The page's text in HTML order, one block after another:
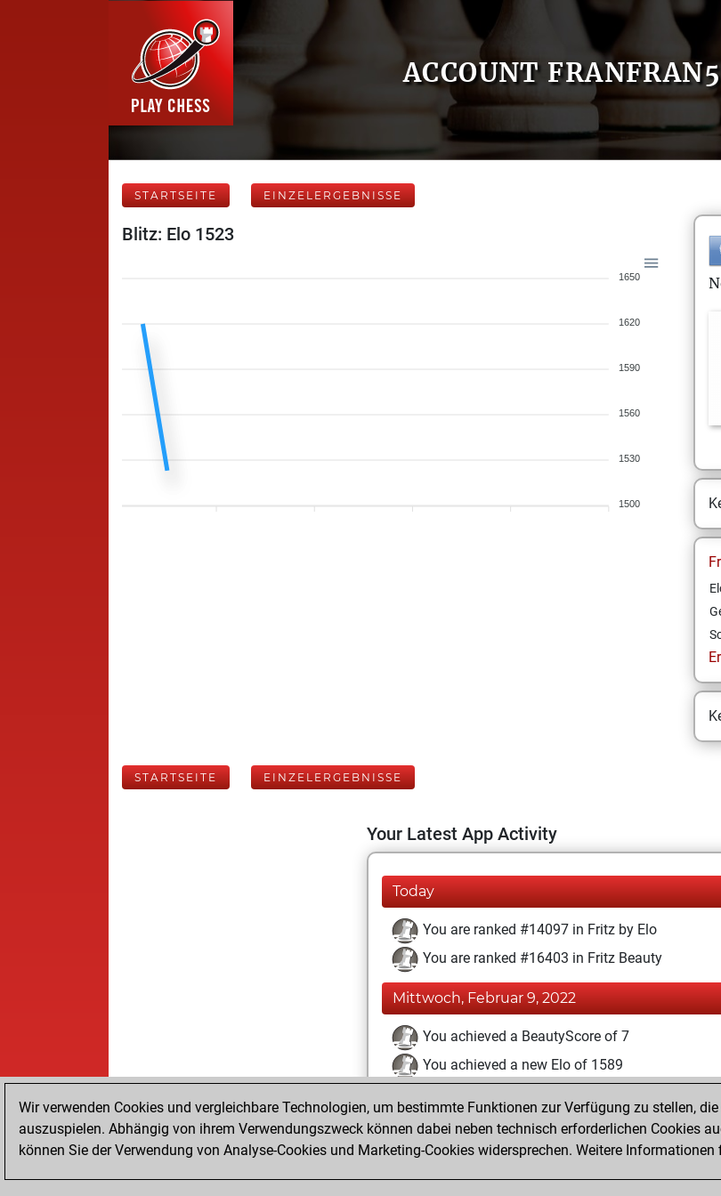
ACCOUNT
STARTSEITE EINZELERGEBNISSE
Blitz: Elo 1523
1650
1620
1590
1560
1530
1500
STARTSEITE EINZELERGEBNISSE
Your Latest App Activity
Today
You are ranked #14097 in Fritz by Elo
You are ranked #16403 in Fritz Beauty
Mittwoch, Februar 9, 2022
You achieved a BeautyScore of 7
You achieved a new Elo of 1589
You played 1 blitz games
You scored +0 =0 -1 in blitz
Wir verwenden Cookies und vergleichbare Technologien, um bestimmte Funktionen zur Verfügung zu stellen,
auszuspielen. Abhängig von ihrem Verwendungszweck können dabei neben technisch erforderlichen Cookies
können Sie der Verwendung von Analyse-Cookies und Marketing-Cookies widersprechen. Weitere Informationen